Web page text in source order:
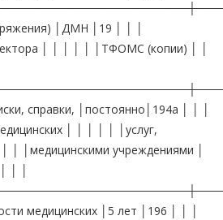
│ДМН │19 │ │ │
│ │ │ │ │ │ТФОМС (копии) │ │
справки, │постоянно│194а │ │ │
│ │ │ │ │ │услуг,
│ │медицинскими учреждениями │
│ │
медицинских │5 лет │196 │ │ │